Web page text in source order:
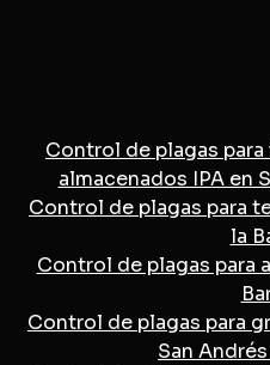
Control de plagas
almacenados IPA en
Control de plagas para
la
Control de plagas para
Control de plagas para
San